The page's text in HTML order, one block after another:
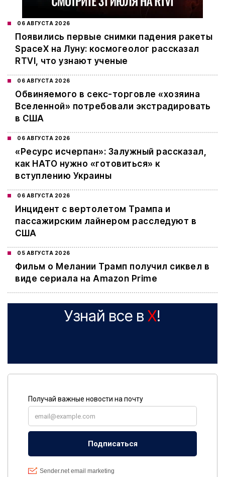
06 АВГУСТА 2026
Появились первые снимки падения ракеты
SpaceX на Луну: космогеолог рассказал
RTVI, что узнают ученые
06 АВГУСТА 2026
Обвиняемого в секс-торговле «хозяина
Вселенной» потребовали экстрадировать
в США
06 АВГУСТА 2026
«Ресурс исчерпан»: Залужный рассказал,
как НАТО нужно «готовиться» к
вступлению Украины
06 АВГУСТА 2026
Инцидент с вертолетом Трампа и
пассажирским лайнером расследуют в
США
05 АВГУСТА 2026
Фильм о Мелании Трамп получил сиквел в
виде сериала на Amazon Prime
Узнай все в X!